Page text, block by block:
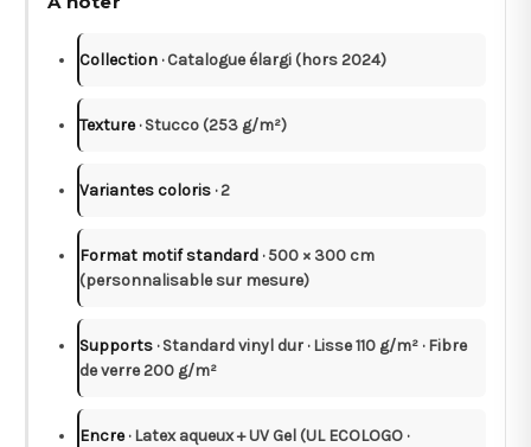
Collection · Catalogue élargi (hors 2024)
Texture· Stucco (253 g/m²)
Variantes coloris · 2
Format motif standard · 500 × 300 cm
(personnalisable sur mesure)
Supports · Standard vinyl dur · Lisse 110 g/m² · Fibre
de verre 200 g/m²
Encre· Latex aqueux + UV Gel (UL ECOLOGO ·